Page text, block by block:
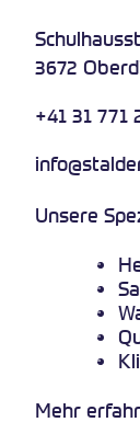
3672
+41 31 771
Unsere
Mehr